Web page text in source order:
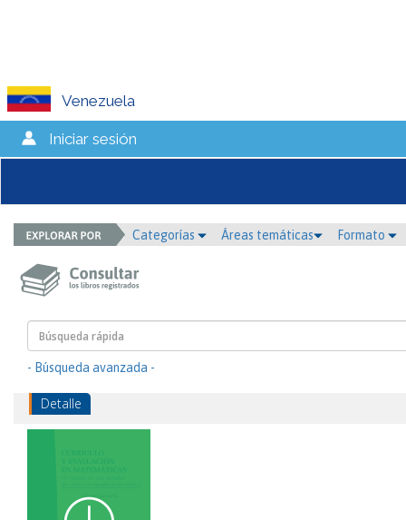
Venezuela
Iniciar sesión
Categorías Áreas temáticas Formato
- Búsqueda avanzada -
Detalle